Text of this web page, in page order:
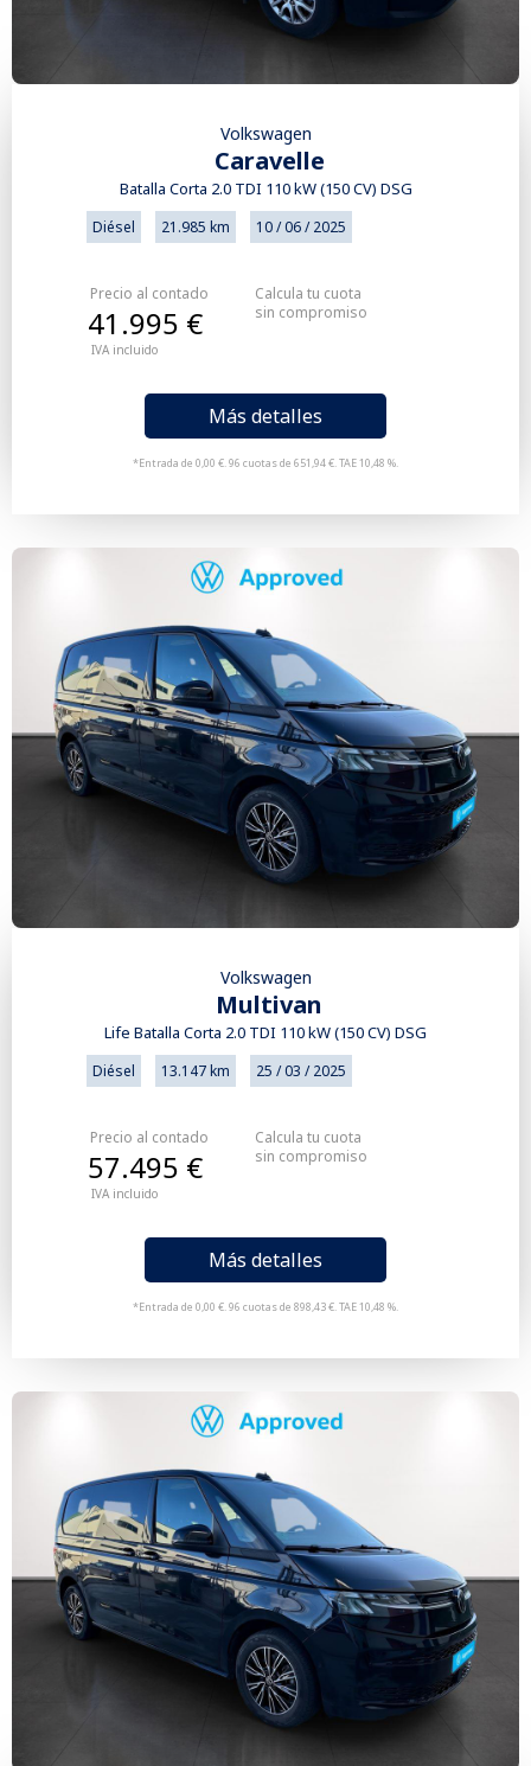
Volkswagen
Caravelle
Batalla Corta 2.0 TDI 110 kW (150 CV) DSG
Diésel 21.985 km 10 / 06 / 2025
Precio al contado
IVA incluido
41.995 €
Más detalles
*Entrada de 0,00 €. 96 cuotas de 651,94 €. TAE 10,48 %.
Calcula tu cuota
sin compromiso
Volkswagen
Multivan
Life Batalla Corta 2.0 TDI 110 kW (150 CV) DSG
Diésel 13.147 km 25 / 03 / 2025
Precio al contado
IVA incluido
57.495 €
Más detalles
*Entrada de 0,00 €. 96 cuotas de 898,43 €. TAE 10,48 %.
Calcula tu cuota
sin compromiso